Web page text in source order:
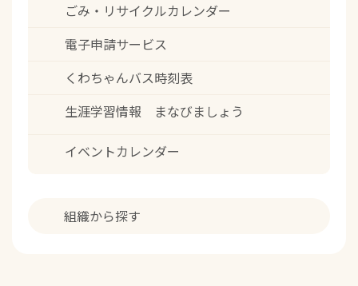
ごみ・リサイクルカレンダー
電子申請サービス
くわちゃんバス時刻表
生涯学習情報 まなびましょう
イベントカレンダー
組織から探す